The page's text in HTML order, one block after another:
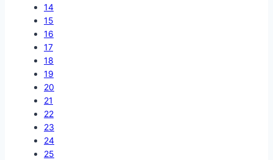
14
15
16
17
18
19
20
21
22
23
24
25